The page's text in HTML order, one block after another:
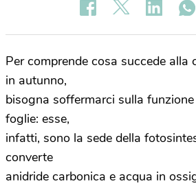
Per comprende cosa succede alla
in autunno,
bisogna soffermarci sulla
foglie: esse,
infatti, sono la sede della
converte
anidride carbonica e acqua in